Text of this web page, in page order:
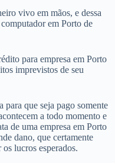
vivo em mãos, e dessa
em Porto de
para empresa em Porto
imprevistos de seu
para que seja pago somente
a todo momento e
de uma empresa em Porto
dano, que certamente
lucros esperados.